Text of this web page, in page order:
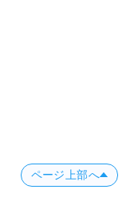
ページ上部へ